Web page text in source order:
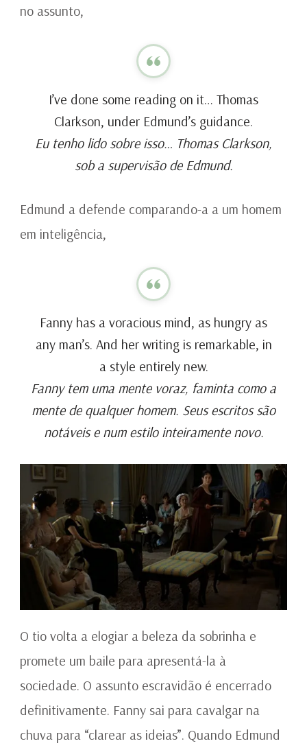
no assunto,
I’ve done some reading on it… Thomas
Clarkson, under Edmund’s guidance.
Eu tenho lido sobre isso… Thomas Clarkson,
sob a supervisão de Edmund.
Edmund a defende comparando-a a um homem
em inteligência,
Fanny has a voracious mind, as hungry as
any man’s. And her writing is remarkable, in
a style entirely new.
Fanny tem uma mente voraz, faminta como a
mente de qualquer homem. Seus escritos são
notáveis e num estilo inteiramente novo.
O tio volta a elogiar a beleza da sobrinha e
promete um baile para apresentá-la à
sociedade. O assunto escravidão é encerrado
definitivamente. Fanny sai para cavalgar na
chuva para “clarear as ideias”. Quando Edmund